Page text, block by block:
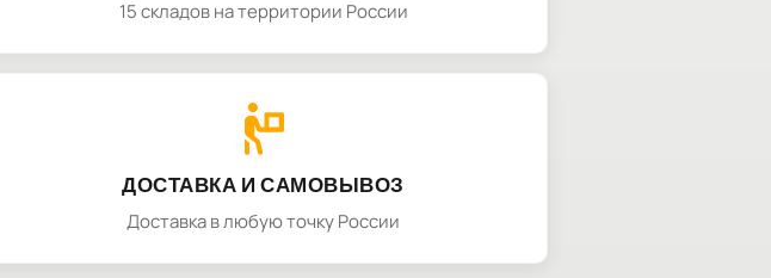
15 складов на территории России
ДОСТАВКА И САМОВЫВОЗ
Доставка в любую точку России